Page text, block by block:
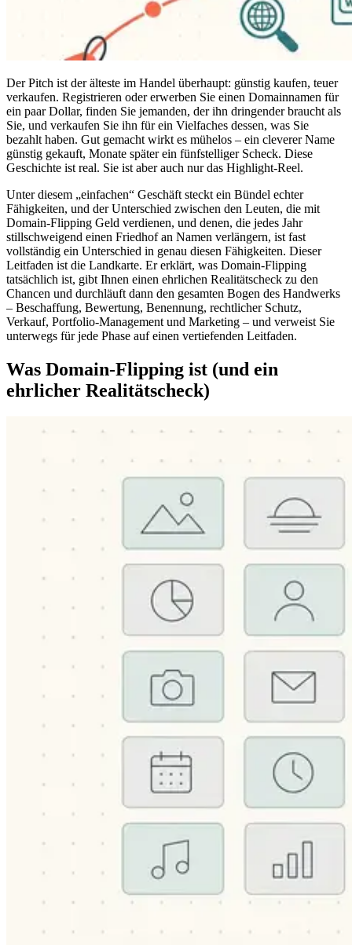
Der Pitch ist der älteste im Handel überhaupt: günstig kaufen, teuer
verkaufen. Registrieren oder erwerben Sie einen Domainnamen für
ein paar Dollar, finden Sie jemanden, der ihn dringender braucht als
Sie, und verkaufen Sie ihn für ein Vielfaches dessen, was Sie
bezahlt haben. Gut gemacht wirkt es mühelos – ein cleverer Name
günstig gekauft, Monate später ein fünfstelliger Scheck. Diese
Geschichte ist real. Sie ist aber auch nur das Highlight-Reel.
Unter diesem „einfachen“ Geschäft steckt ein Bündel echter
Fähigkeiten, und der Unterschied zwischen den Leuten, die mit
Domain-Flipping Geld verdienen, und denen, die jedes Jahr
stillschweigend einen Friedhof an Namen verlängern, ist fast
vollständig ein Unterschied in genau diesen Fähigkeiten. Dieser
Leitfaden ist die Landkarte. Er erklärt, was Domain-Flipping
tatsächlich ist, gibt Ihnen einen ehrlichen Realitätscheck zu den
Chancen und durchläuft dann den gesamten Bogen des Handwerks
– Beschaffung, Bewertung, Benennung, rechtlicher Schutz,
Verkauf, Portfolio-Management und Marketing – und verweist Sie
unterwegs für jede Phase auf einen vertiefenden Leitfaden.
Was Domain-Flipping ist (und ein
ehrlicher Realitätscheck)